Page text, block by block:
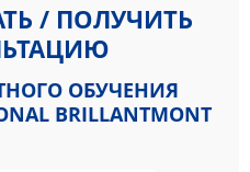
/ ПОЛУЧИТЬ
ОБУЧЕНИЯ
BRILLANTMONT